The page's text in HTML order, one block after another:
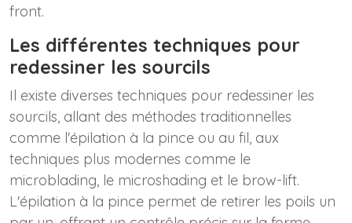
front.
Les différentes techniques pour
redessiner les sourcils
Il existe diverses techniques pour redessiner les
sourcils, allant des méthodes traditionnelles
comme l'épilation à la pince ou au fil, aux
techniques plus modernes comme le
microblading, le microshading et le brow-lift.
L'épilation à la pince permet de retirer les poils un